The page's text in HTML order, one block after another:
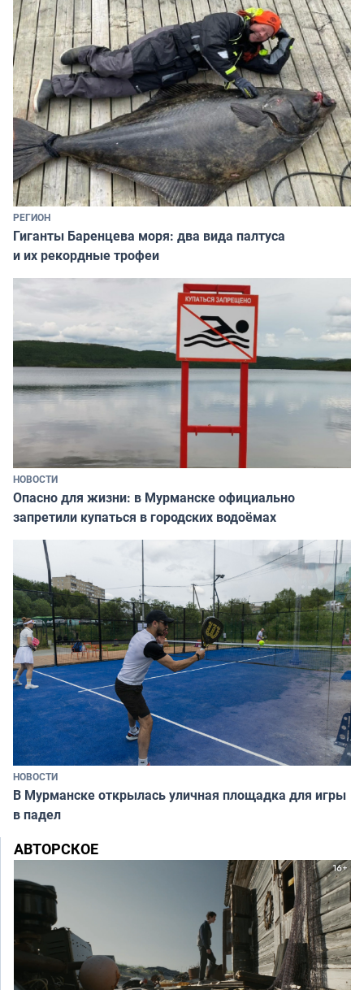
РЕГИОН
Гиганты Баренцева моря: два вида палтуса
и их рекордные трофеи
НОВОСТИ
Опасно для жизни: в Мурманске официально
запретили купаться в городских водоёмах
НОВОСТИ
В Мурманске открылась уличная площадка для игры
в падел
АВТОРСКОЕ